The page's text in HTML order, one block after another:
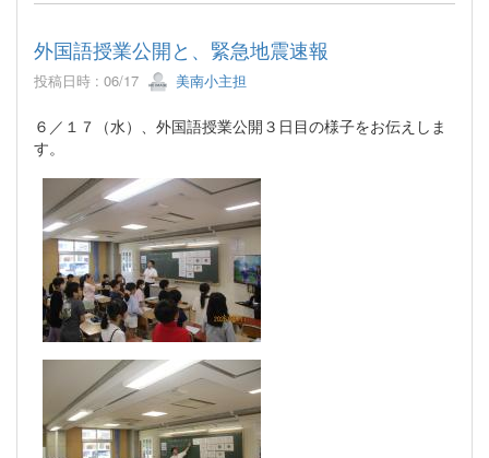
外国語授業公開と、緊急地震速報
投稿日時 : 06/17 美南小主担
６／１７（水）、外国語授業公開３日目の様子をお伝えしま
す。